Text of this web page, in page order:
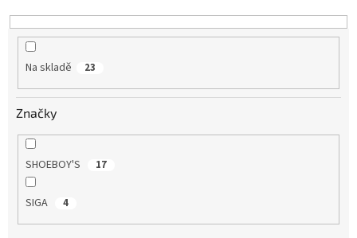
k
t
Na skladě 23
Značky
SHOEBOY'S 17
SIGA 4